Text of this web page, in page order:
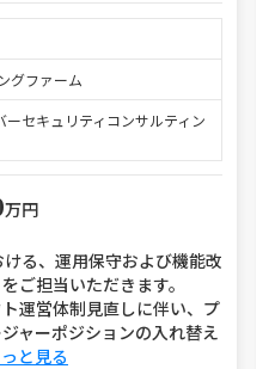
グファーム
ーセキュリティコンサルティン
万円
る、運用保守および機能改
ご担当いただきます。
運営体制見直しに伴い、プ
ャーポジションの入れ替え
と見る